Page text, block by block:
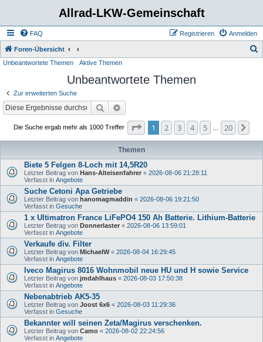
Allrad-LKW-Gemeinschaft
FAQ Anmelden
Registrieren
Foren-Übersicht
Unbeantwortete Themen Aktive Themen
Unbeantwortete Themen
Zur erweiterten Suche
Suche
Die Suche ergab mehr als 1000 Treffer Seite von
1 2 3 4 5 20
Themen
Biete 5 Felgen 8-Loch mit 14,5R20
Letzter Beitrag von Hans-Alteisenfahrer « 2026-08-06 21:28:11
Verfasst in Angebote
Suche Cetoni Apa Getriebe
Letzter Beitrag von hanomagmaddin « 2026-08-06 19:21:50
Verfasst in Gesuche
1 x Ultimatron France LiFePO4 150 Ah Batterie. Lithium-Batterie
Letzter Beitrag von Donnerlaster « 2026-08-06 13:59:01
Verfasst in Angebote
Verkaufe div. Filter
Letzter Beitrag von MichaelW« 2026-08-04 16:29:45
Verfasst in Angebote
Iveco Magirus 8016 Wohnmobil neue HU und H sowie Service
Letzter Beitrag von jmdahlhaus « 2026-08-03 17:50:38
Verfasst in Angebote
Nebenabtrieb AK5-35
Letzter Beitrag von Joost 6x6 « 2026-08-03 11:29:36
Verfasst in Gesuche
Bekannter will seinen Zeta/Magirus verschenken.
Letzter Beitrag von Camo « 2026-08-02 22:24:56
Verfasst in Angebote